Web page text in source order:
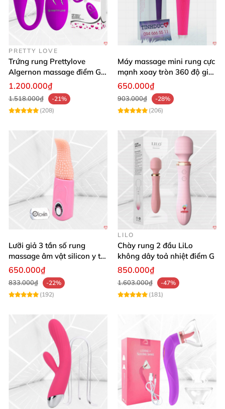
PRETTY LOVE
Trứng rung Prettylove
Algernon massage điểm G
12 chế độ
1.200.000₫
1.518.000₫
-21%
(208)
Máy massage mini rung cực
mạnh xoay tròn 360 độ giá
rẻ chất lượng
650.000₫
903.000₫
-28%
(206)
Lưỡi giả 3 tần số rung
massage âm vật silicon y tế
an toàn
650.000₫
833.000₫
-22%
(192)
LILO
Chày rung 2 đầu LiLo
không dây toả nhiệt điểm G
850.000₫
1.603.000₫
-47%
(181)